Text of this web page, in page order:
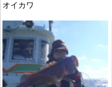
オイカワ